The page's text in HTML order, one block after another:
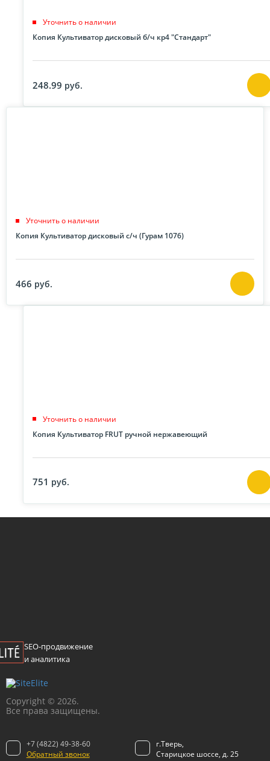
Уточнить о наличии
Копия Культиватор дисковый б/ч кр4 "Стандарт"
248.99 руб.
Уточнить о наличии
Копия Культиватор дисковый с/ч (Гурам 1076)
466 руб.
Уточнить о наличии
Копия Культиватор FRUT ручной нержавеющий
751 руб.
SEO-продвижение
и аналитика
Сopyright © 2026.
Все права защищены.
+7 (4822) 49-38-60
Обратный звонок
г.Тверь,
Старицкое шоссе, д. 25